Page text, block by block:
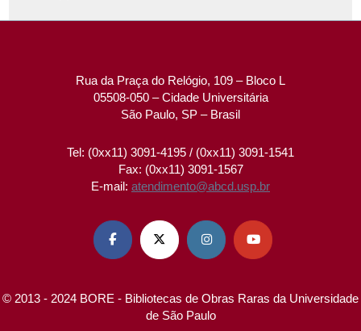
Rua da Praça do Relógio, 109 – Bloco L
05508-050 – Cidade Universitária
São Paulo, SP – Brasil
Tel: (0xx11) 3091-4195 / (0xx11) 3091-1541
Fax: (0xx11) 3091-1567
E-mail: atendimento@abcd.usp.br
   
© 2013 - 2024 BORE - Bibliotecas de Obras Raras da Universidade
de São Paulo